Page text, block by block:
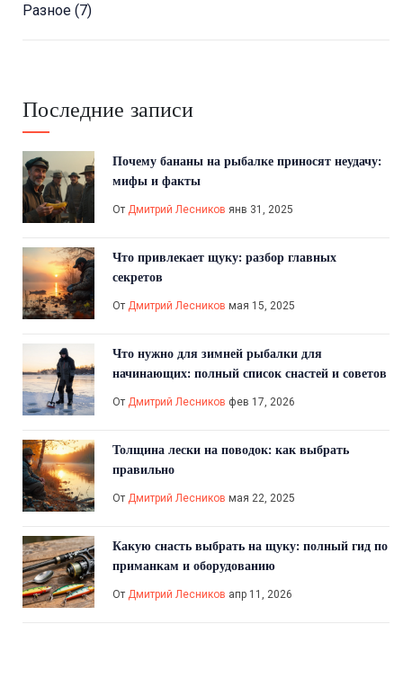
Разное (7)
Последние записи
Почему бананы на рыбалке приносят неудачу:
мифы и факты
От Дмитрий Лесников янв 31, 2025
Что привлекает щуку: разбор главных
секретов
От Дмитрий Лесников мая 15, 2025
Что нужно для зимней рыбалки для
начинающих: полный список снастей и советов
От Дмитрий Лесников фев 17, 2026
Толщина лески на поводок: как выбрать
правильно
От Дмитрий Лесников мая 22, 2025
Какую снасть выбрать на щуку: полный гид по
приманкам и оборудованию
От Дмитрий Лесников апр 11, 2026